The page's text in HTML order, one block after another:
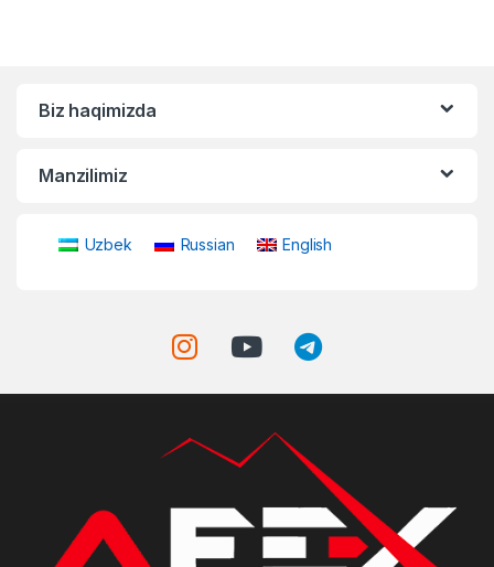
Biz haqimizda
Manzilimiz
Uzbek Russian English